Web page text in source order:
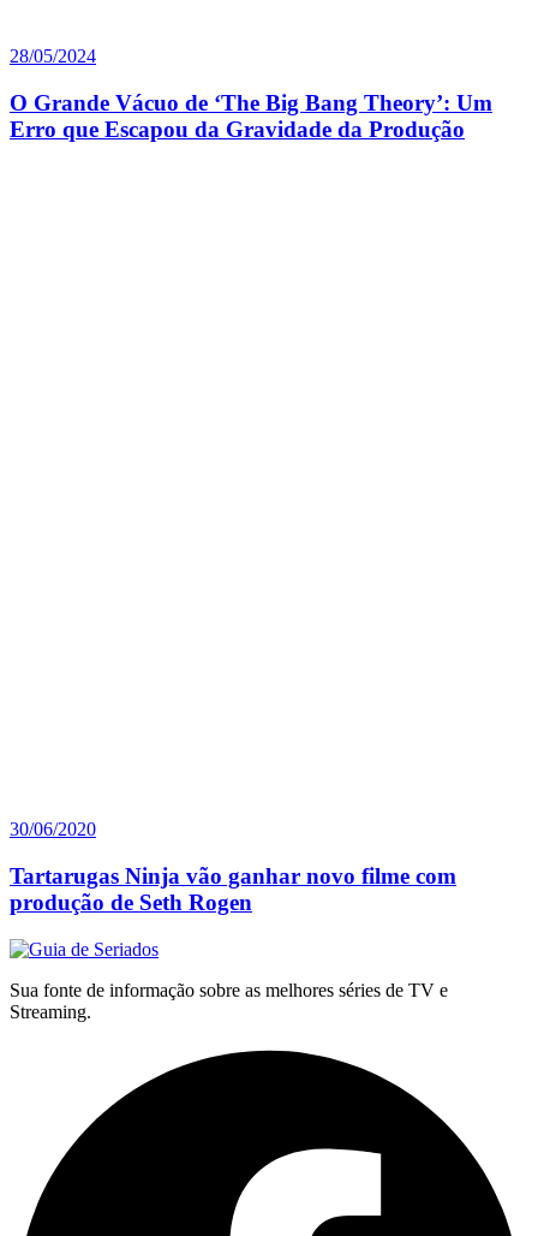
28/05/2024
O Grande Vácuo de ‘The Big Bang Theory’: Um
Erro que Escapou da Gravidade da Produção
30/06/2020
Tartarugas Ninja vão ganhar novo filme com
produção de Seth Rogen
Sua fonte de informação sobre as melhores séries de TV e
Streaming.